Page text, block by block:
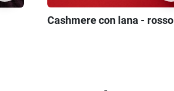
Cashmere con lana - rosso